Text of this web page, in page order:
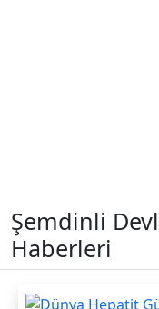
Şemdinli
Haberleri